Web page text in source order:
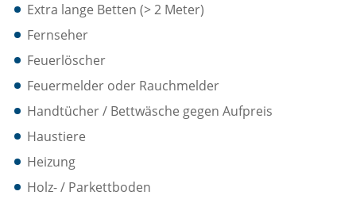
Extra lange Betten (> 2 Meter)
Fernseher
Feuerlöscher
Feuermelder oder Rauchmelder
Handtücher / Bettwäsche gegen Aufpreis
Haustiere
Heizung
Holz- / Parkettboden